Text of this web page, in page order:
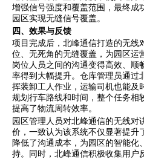
增强信号强度和覆盖范围，最终成
园区实现无缝信号覆盖。
四、效果与反馈
项目完成后，北峰通信打造的无线
位、无死角的无缝覆盖，为园区运
岗位人员之间的沟通变得高效、顺
率得到大幅提升。仓库管理员通过
挥装卸工人作业，运输司机也能及
规划行车路线和时间，整个任务相
提高了物流周转效率。
园区管理人员对北峰通信的无线对
价，一致认为该系统不仅显著提升
降低了沟通成本，为园区的智能化
持。同时，北峰通信积极收集用户